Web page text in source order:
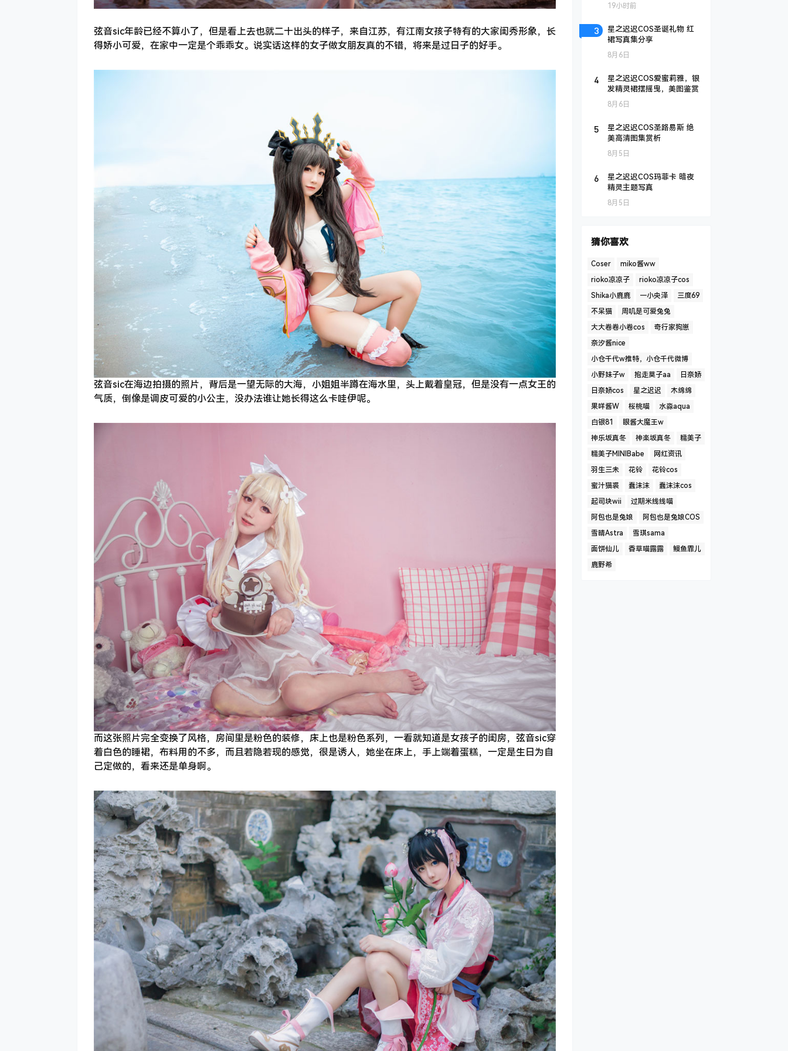
弦音sic年龄已经不算小了，但是看上去也就二十出头的样子，来自江苏，有江南女孩子特有的大家闺秀形象，长
得娇小可爱，在家中一定是个乖乖女。说实话这样的女子做女朋友真的不错，将来是过日子的好手。
弦音sic在海边拍摄的照片，背后是一望无际的大海，小姐姐半蹲在海水里，头上戴着皇冠，但是没有一点女王的
气质，倒像是调皮可爱的小公主，没办法谁让她长得这么卡哇伊呢。
而这张照片完全变换了风格，房间里是粉色的装修，床上也是粉色系列，一看就知道是女孩子的闺房，弦音sic穿
着白色的睡裙，布料用的不多，而且若隐若现的感觉，很是诱人，她坐在床上，手上端着蛋糕，一定是生日为自
己定做的，看来还是单身啊。
19小时前
3
星之迟迟COS圣诞礼物 红
裙写真集分享
8月6日
4
星之迟迟COS爱蜜莉雅，银
发精灵裙摆摇曳，美图鉴赏
8月6日
5
星之迟迟COS圣路易斯 绝
美高清图集赏析
8月5日
6
星之迟迟COS玛菲卡 暗夜
精灵主题写真
8月5日
猜你喜欢
Coser
miko酱ww
rioko凉凉子
rioko凉凉子cos
Shika小鹿鹿
一小央泽
三度69
不呆猫
周叽是可爱兔兔
大大卷卷小卷cos
奇行家狗崽
奈汐酱nice
小仓千代w推特，小仓千代微博
小野妹子w
抱走莫子aa
日奈娇
日奈娇cos
星之迟迟
木绵绵
果咩酱W
桜桃喵
水淼aqua
白银81
眼酱大魔王w
神乐坂真冬
神楽坂真冬
糯美子
糯美子MINIBabe
网红资讯
羽生三未
花铃
花铃cos
蜜汁猫裘
蠢沫沫
蠢沫沫cos
起司块wii
过期米线线喵
阿包也是兔娘
阿包也是兔娘COS
雪晴Astra
雪琪sama
面饼仙儿
香草喵露露
鳗鱼霏儿
鹿野希